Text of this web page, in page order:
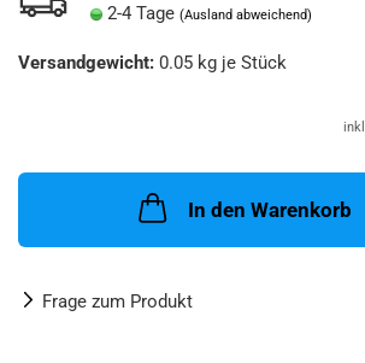
2-4 Tage (Ausland abweichend)
Versandgewicht: 0.05 kg je Stück
In den Warenkorb
Frage zum Produkt